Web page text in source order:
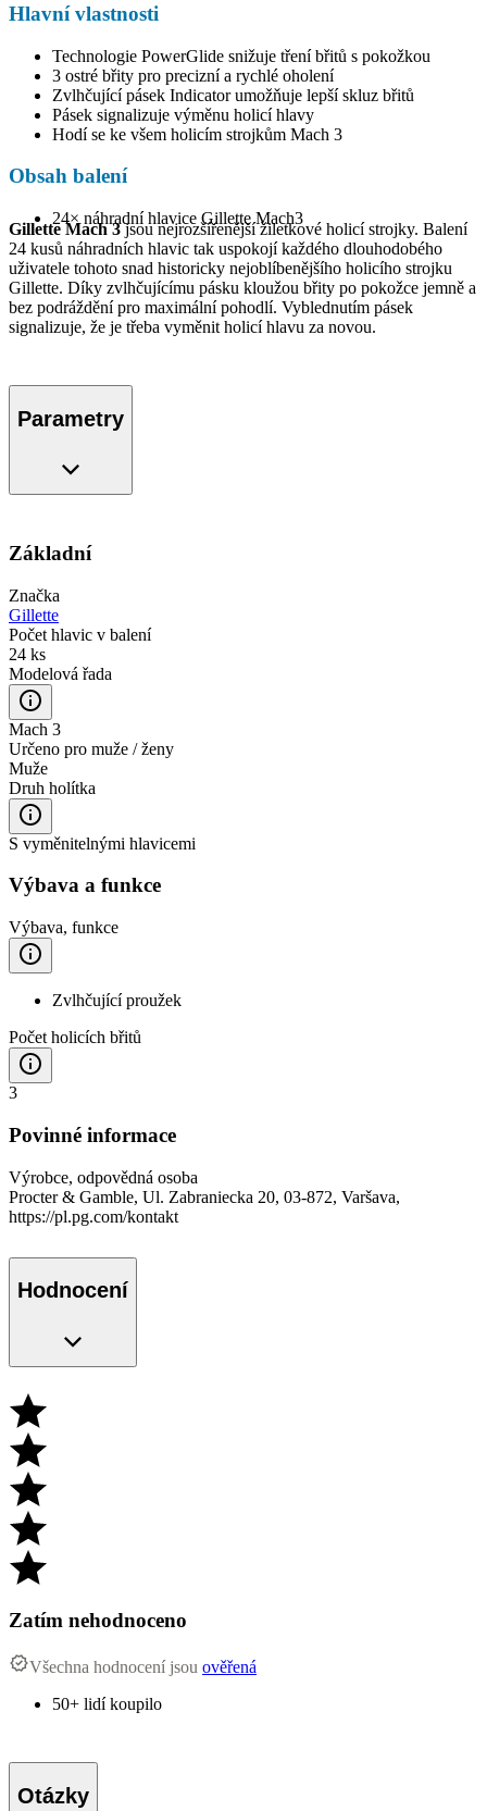
Hlavní vlastnosti
Technologie PowerGlide snižuje tření břitů s pokožkou
3 ostré břity pro precizní a rychlé oholení
Zvlhčující pásek Indicator umožňuje lepší skluz břitů
Pásek signalizuje výměnu holicí hlavy
Hodí se ke všem holicím strojkům Mach 3
Obsah balení
24× náhradní hlavice Gillette Mach3
Gillette Mach 3jsou nejrozšířenější žiletkové holicí strojky. Balení
24 kusů náhradních hlavic tak uspokojí každého dlouhodobého
uživatele tohoto snad historicky nejoblíbenějšího holicího strojku
Gillette. Díky zvlhčujícímu pásku kloužou břity po pokožce jemně a
bez podráždění pro maximální pohodlí. Vyblednutím pásek
signalizuje, že je třeba vyměnit holicí hlavu za novou.
Parametry
Základní
Značka
Gillette
Počet hlavic v balení
24 ks
Modelová řada
Mach 3
Určeno pro muže / ženy
Muže
Druh holítka
S vyměnitelnými hlavicemi
Výbava a funkce
Výbava, funkce
Zvlhčující proužek
Počet holicích břitů
3
Povinné informace
Výrobce, odpovědná osoba
Procter & Gamble, Ul. Zabraniecka 20, 03-872, Varšava,
https://pl.pg.com/kontakt
Hodnocení
Zatím nehodnoceno
Všechna hodnocení jsou ověřená
50+ lidí koupilo
Otázky